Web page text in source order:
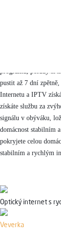
programů, pořady si
pustit až 7 dní
Internetu a IPTV
získáte službu za
signálu v obýváku,
domácnost stabilním
pokryjete celou
stabilním a rychlým
Optický internet s
Veverka